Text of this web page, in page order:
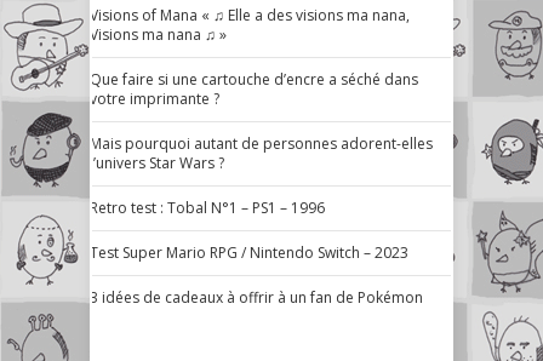
Visions of Mana « ♫ Elle a des visions ma nana,
Visions ma nana ♫ »
Que faire si une cartouche d’encre a séché dans
votre imprimante ?
Mais pourquoi autant de personnes adorent-elles
l’univers Star Wars ?
Retro test : Tobal N°1 – PS1 – 1996
Test Super Mario RPG / Nintendo Switch – 2023
3 idées de cadeaux à offrir à un fan de Pokémon